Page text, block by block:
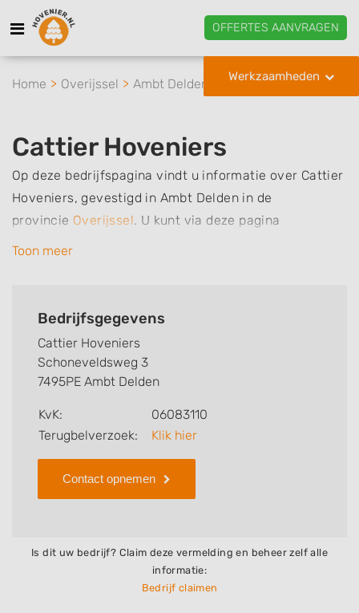
OFFERTES AANVRAGEN
Werkzaamheden
Home Overijssel Ambt Delden Cattier Hoveniers
Cattier Hoveniers
Op deze bedrijfspagina vindt u informatie over Cattier
Hoveniers, gevestigd in Ambt Delden in de
provincie Overijssel. U kunt via deze pagina
eenvoudig contact met het bedrijf opnemen door te
kunt u snel zien welke zaken Cattier Hoveniers voor u
review achterlaten als u al ervaring heeft met dit
bedrijf.
Zoekt u een ander bedrijf? Bekijk dan andere
hoveniers en bedrijven inAmbt Delden
Toon meer
Bedrijfsgegevens
Cattier Hoveniers
Schoneveldsweg 3
7495PE Ambt Delden
KvK:
06083110
Terugbelverzoek:
Klik hier
Contact opnemen
Is dit uw bedrijf? Claim deze vermelding en beheer zelf alle
informatie:
Bedrijf claimen